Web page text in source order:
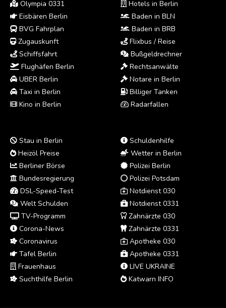
Olympia 0331
Eisbären Berlin
BVG Fahrplan
Zugauskunft
Schiffsfahrt
Flughäfen Berlin
UBER Berlin
Taxi in Berlin
Kino in Berlin
Hotels in Berlin
Baden in BLN
Baden in BRB
Flixbus / Reise
Bußgeldrechner
Rechtsanwälte
Notare in Berlin
Billiger Tanken
Radarfallen
Stau in Berlin
Heizöl Preise
Berliner Börse
Bundesregierung
DSL-Speed-Test
Welt Schulden
TV-Programm
Corona-News
Coronavirus
Tafel Berlin
Frauenhaus
Suchthilfe Berlin
Schuldenhilfe
Wetter in Berlin
Polizei Berlin
Polizei Potsdam
Notdienst 030
Notdienst 0331
Zahnärzte 030
Zahnärzte 0331
Apotheke 030
Apotheke 0331
LIVE UKRAINE
Katwarn INFO